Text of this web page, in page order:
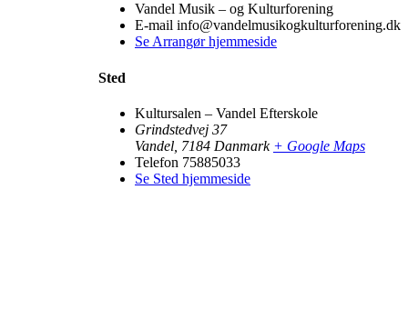
Vandel Musik – og Kulturforening
E-mail info@vandelmusikogkulturforening.dk
Se Arrangør hjemmeside
Sted
Kultursalen – Vandel Efterskole
Grindstedvej 37
Vandel 7184 Danmark + Google Maps
Telefon 75885033
Se Sted hjemmeside